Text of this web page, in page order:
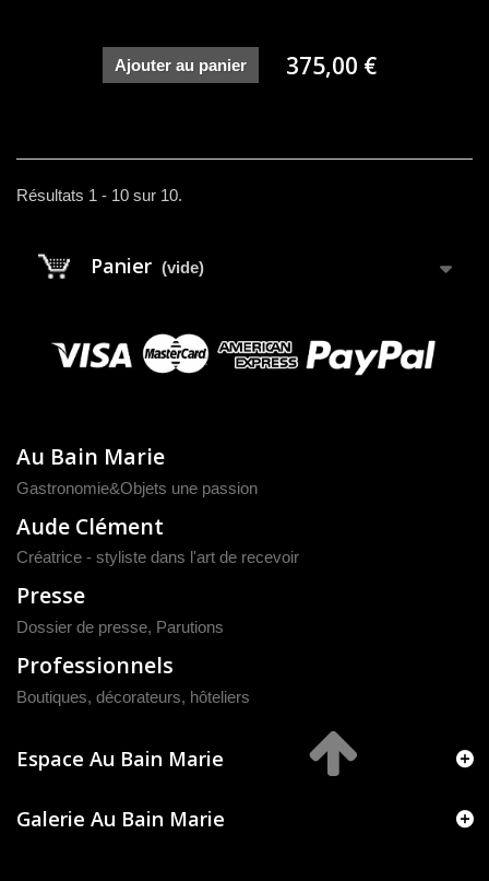
Ajouter au panier 375,00 €
Résultats 1 - 10 sur 10.
Panier (vide)
Au Bain Marie
Gastronomie&Objets une passion
Aude Clément
Créatrice - styliste dans l'art de recevoir
Presse
Dossier de presse, Parutions
Professionnels
Boutiques, décorateurs, hôteliers
Espace Au Bain Marie
Galerie Au Bain Marie